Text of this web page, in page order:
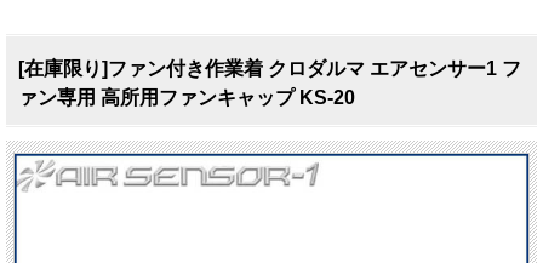
[在庫限り]ファン付き作業着 クロダルマ エアセンサー1 フ
ァン専用 高所用ファンキャップ KS-20